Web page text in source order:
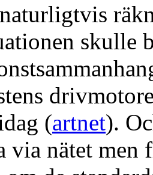
skulle
(artnet).
via nätet men